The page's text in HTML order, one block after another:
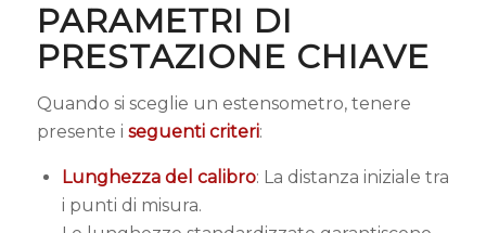
PARAMETRI DI
PRESTAZIONE CHIAVE
Quando si sceglie un estensometro, tenere
presente i seguenti criteri:
Lunghezza del calibro: La distanza iniziale tra
i punti di misura.